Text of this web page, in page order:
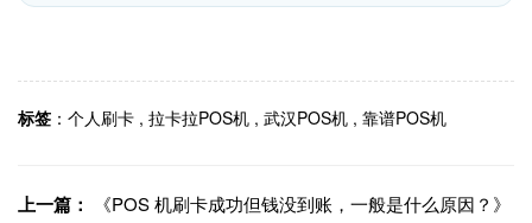
标签 ： 个人刷卡 , 拉卡拉POS机 , 武汉POS机 , 靠谱POS机
上一篇： 《POS 机刷卡成功但钱没到账，一般是什么原因？》